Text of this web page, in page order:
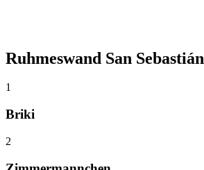
Ruhmeswand San Sebastián
1
Briki
2